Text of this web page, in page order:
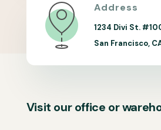
Address
1234 Divi St.
San Francisco,
Visit our office or